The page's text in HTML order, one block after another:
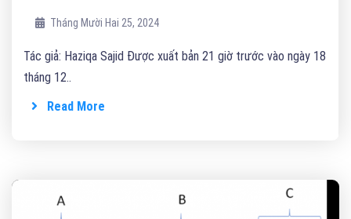
Tháng Mười Hai 25, 2024
Tác giả: Haziqa Sajid Được xuất bản 21 giờ trước vào ngày 18
tháng 12..
Read More